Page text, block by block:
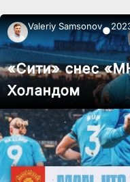
Valeriy Samsonov●
«Сити» снес
Холандом